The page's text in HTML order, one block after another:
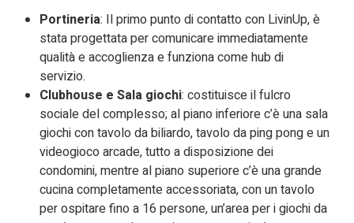
Portineria: Il primo punto di contatto con LivinUp, è
stata progettata per comunicare immediatamente
qualità e accoglienza e funziona come hub di
servizio.
Clubhouse e Sala giochi: costituisce il fulcro
sociale del complesso; al piano inferiore c’è una sala
giochi con tavolo da biliardo, tavolo da ping pong e un
videogioco arcade, tutto a disposizione dei
condomini, mentre al piano superiore c’è una grande
cucina completamente accessoriata, con un tavolo
per ospitare fino a 16 persone, un’area per i giochi da